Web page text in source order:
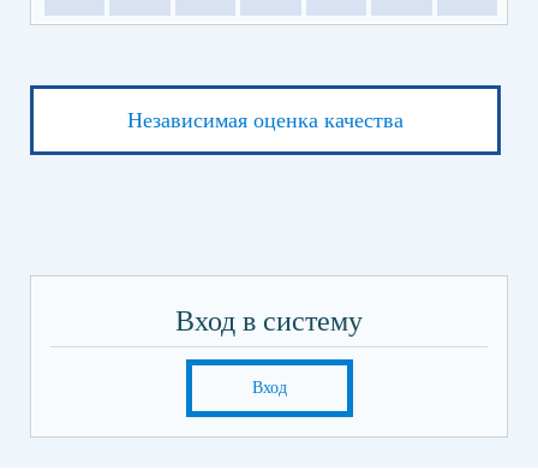
Независимая оценка качества
Вход в систему
Вход